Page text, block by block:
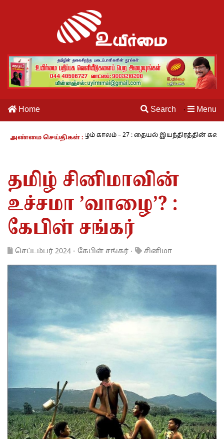
Home Search · Menu
அண்மை செய்திகள் :
நாம் வாழும் காலம் – 27 : தையல் இயந்திரத்தின்
தமிழ் சினிமாவின்
உச்சமா ’வாழை’? :
கேபிள் சங்கர்
செப்டம்பர் 2024 - கேபிள் சங்கர் · சினிமா